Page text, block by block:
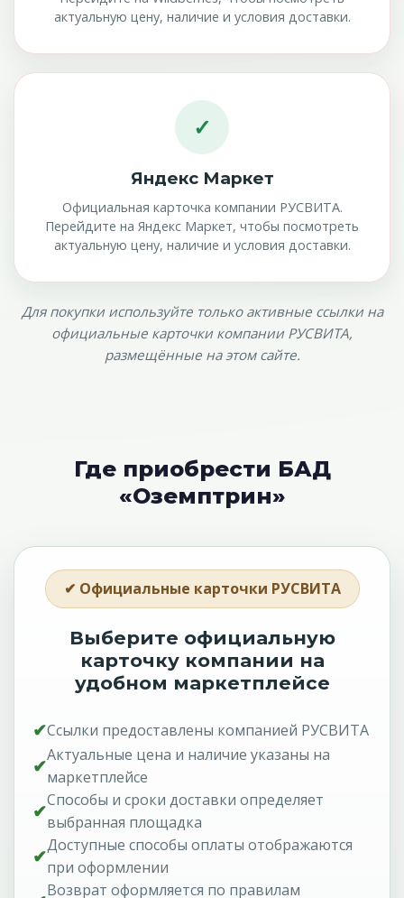
актуальную цену, наличие и условия доставки.
✓
Яндекс Маркет
Официальная карточка компании РУСВИТА.
Перейдите на Яндекс Маркет, чтобы посмотреть
актуальную цену, наличие и условия доставки.
Для покупки используйте только активные ссылки на
официальные карточки компании РУСВИТА,
размещённые на этом сайте.
Где приобрести БАД
«Оземптрин»
✔ Официальные карточки РУСВИТА
Выберите официальную
карточку компании на
удобном маркетплейсе
✔Ссылки предоставлены компанией РУСВИТА
✔Актуальные цена и наличие указаны на
маркетплейсе
✔Способы и сроки доставки определяет
выбранная площадка
✔Доступные способы оплаты отображаются
при оформлении
Возврат оформляется по правилам